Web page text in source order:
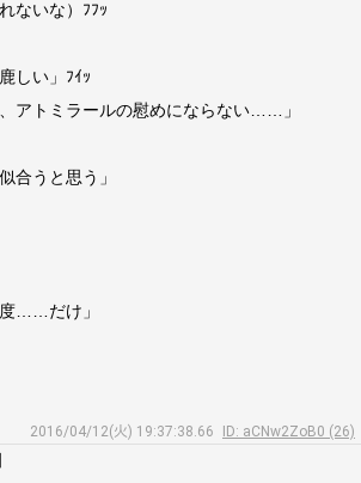
ないな）ﾌﾌｯ
しい」ﾌｲｯ
アトミラールの慰めにならない……」
合うと思う」
……だけ」
2016/04/12(火) 19:37:38.66
ID: aCNw2ZoB0 (26)